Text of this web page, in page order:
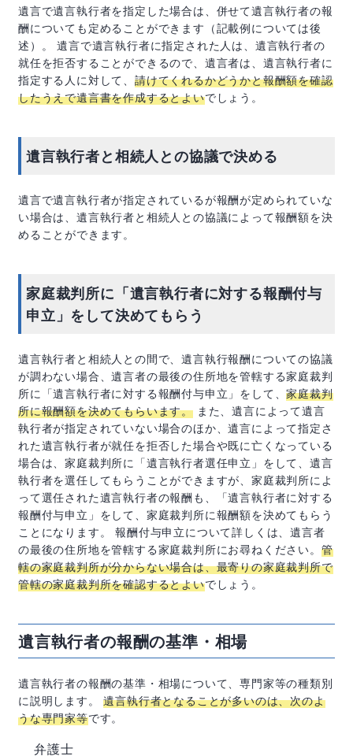
遺言で遺言執行者を指定した場合は、併せて遺言執行者の報
酬についても定めることができます（記載例については後
述）。 遺言で遺言執行者に指定された人は、遺言執行者の
就任を拒否することができるので、遺言者は、遺言執行者に
指定する人に対して、 請けてくれるかどうかと報酬額を確認
したうえで遺言書を作成するとよいでしょう。
遺言執行者と相続人との協議で決める
遺言で遺言執行者が指定されているが報酬が定められていな
い場合は、遺言執行者と相続人との協議によって報酬額を決
めることができます。
家庭裁判所に「遺言執行者に対する報酬付与
申立」をして決めてもらう
遺言執行者と相続人との間で、遺言執行報酬についての協議
が調わない場合、遺言者の最後の住所地を管轄する家庭裁判
所に「遺言執行者に対する報酬付与申立」をして、家庭裁判
所に報酬額を決めてもらいます。 また、遺言によって遺言
執行者が指定されていない場合のほか、遺言によって指定さ
れた遺言執行者が就任を拒否した場合や既に亡くなっている
場合は、家庭裁判所に「遺言執行者選任申立」をして、遺言
執行者を選任してもらうことができますが、家庭裁判所によ
って選任された遺言執行者の報酬も、「遺言執行者に対する
報酬付与申立」をして、家庭裁判所に報酬額を決めてもらう
ことになります。 報酬付与申立について詳しくは、遺言者
の最後の住所地を管轄する家庭裁判所にお尋ねください。 管
轄の家庭裁判所が分からない場合は、最寄りの家庭裁判所で
管轄の家庭裁判所を確認するとよいでしょう。
遺言執行者の報酬の基準・相場
遺言執行者の報酬の基準・相場について、専門家等の種類別
に説明します。遺言執行者となることが多いのは、次のよ
うな専門家等です。
弁護士